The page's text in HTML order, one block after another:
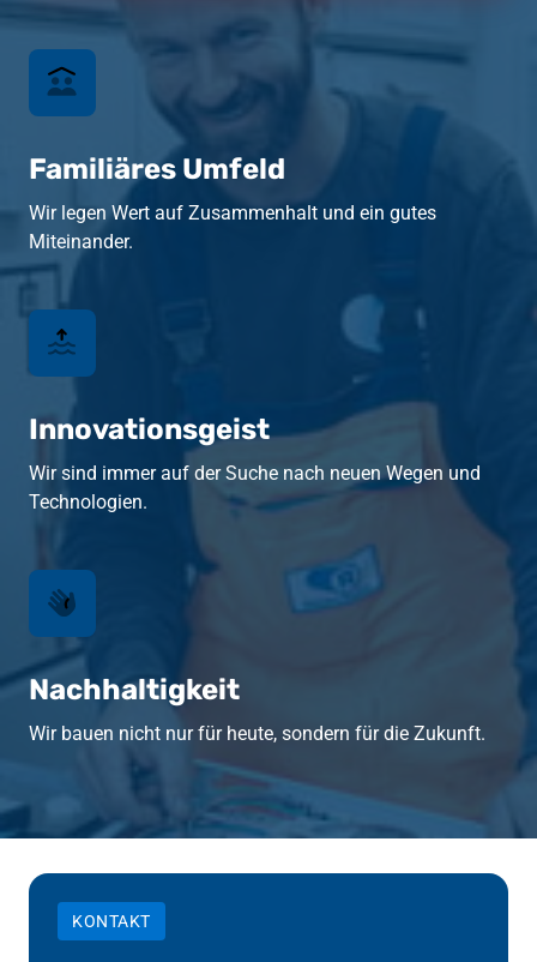
Familiäres Umfeld
Wir legen Wert auf Zusammenhalt und ein gutes
Miteinander.
Innovationsgeist
Wir sind immer auf der Suche nach neuen Wegen und
Technologien.
Nachhaltigkeit
Wir bauen nicht nur für heute, sondern für die Zukunft.
KONTAKT